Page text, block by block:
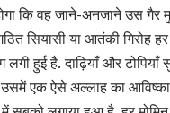
कि वह जाने-अनजाने उस
सियासी या आतंकी गिरोह
हुई है. दाढ़ियाँ और टोपियाँ
एक ऐसे अल्लाह का